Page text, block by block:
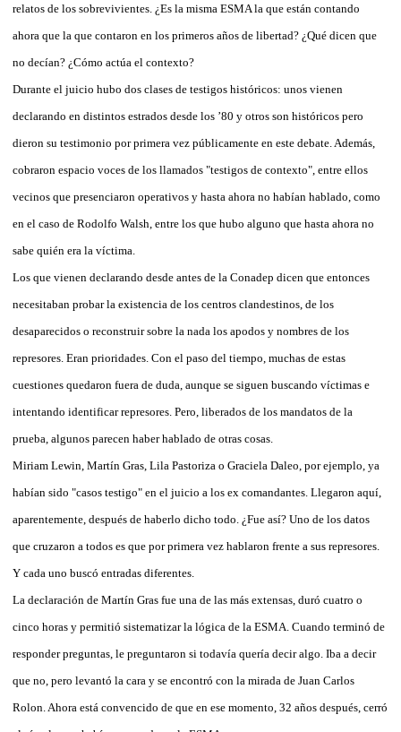
relatos de los sobrevivientes. ¿Es la misma ESMA la que están contando
ahora que la que contaron en los primeros años de libertad? ¿Qué dicen que
no decían? ¿Cómo actúa el contexto?
Durante el juicio hubo dos clases de testigos históricos: unos vienen
declarando en distintos estrados desde los ’80 y otros son históricos pero
dieron su testimonio por primera vez públicamente en este debate. Además,
cobraron espacio voces de los llamados "testigos de contexto", entre ellos
vecinos que presenciaron operativos y hasta ahora no habían hablado, como
en el caso de Rodolfo Walsh, entre los que hubo alguno que hasta ahora no
sabe quién era la víctima.
Los que vienen declarando desde antes de la Conadep dicen que entonces
necesitaban probar la existencia de los centros clandestinos, de los
desaparecidos o reconstruir sobre la nada los apodos y nombres de los
represores. Eran prioridades. Con el paso del tiempo, muchas de estas
cuestiones quedaron fuera de duda, aunque se siguen buscando víctimas e
intentando identificar represores. Pero, liberados de los mandatos de la
prueba, algunos parecen haber hablado de otras cosas.
Miriam Lewin, Martín Gras, Lila Pastoriza o Graciela Daleo, por ejemplo, ya
habían sido "casos testigo" en el juicio a los ex comandantes. Llegaron aquí,
aparentemente, después de haberlo dicho todo. ¿Fue así? Uno de los datos
que cruzaron a todos es que por primera vez hablaron frente a sus represores.
Y cada uno buscó entradas diferentes.
La declaración de Martín Gras fue una de las más extensas, duró cuatro o
cinco horas y permitió sistematizar la lógica de la ESMA. Cuando terminó de
responder preguntas, le preguntaron si todavía quería decir algo. Iba a decir
que no, pero levantó la cara y se encontró con la mirada de Juan Carlos
Rolon. Ahora está convencido de que en ese momento, 32 años después, cerró